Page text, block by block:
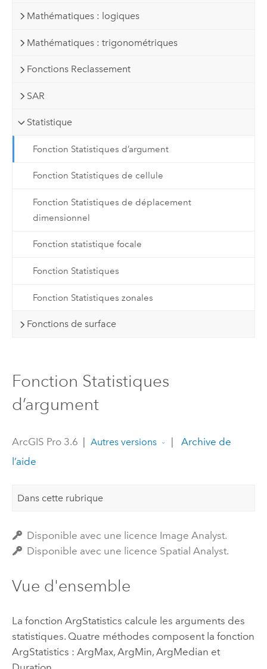
Mathématiques : logiques
Mathématiques : trigonométriques
Fonctions Reclassement
SAR
Statistique
Fonction Statistiques d’argument
Fonction Statistiques de cellule
Fonction Statistiques de déplacement
dimensionnel
Fonction statistique focale
Fonction Statistiques
Fonction Statistiques zonales
Fonctions de surface
Fonction Statistiques
d’argument
ArcGIS Pro 3.6 Autres versions
Archive de
l’aide
Dans cette rubrique
Disponible avec une licence Image Analyst.
Disponible avec une licence Spatial Analyst.
Vue d'ensemble
La fonction ArgStatistics calcule les arguments des
statistiques. Quatre méthodes composent la fonction
ArgStatistics : ArgMax, ArgMin, ArgMedian et